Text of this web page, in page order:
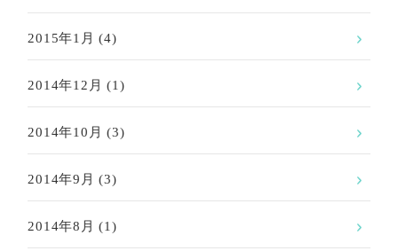
2015年1月 (4)
2014年12月 (1)
2014年10月 (3)
2014年9月 (3)
2014年8月 (1)